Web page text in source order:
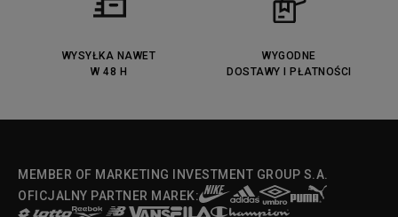
WYSYŁKA NAWET
W 48 H
WYGODNE
DOSTAWY I PŁATNOŚCI
MEMBER OF MARKETING INVESTMENT GROUP S.A.
OFICJALNY PARTNER MAREK: